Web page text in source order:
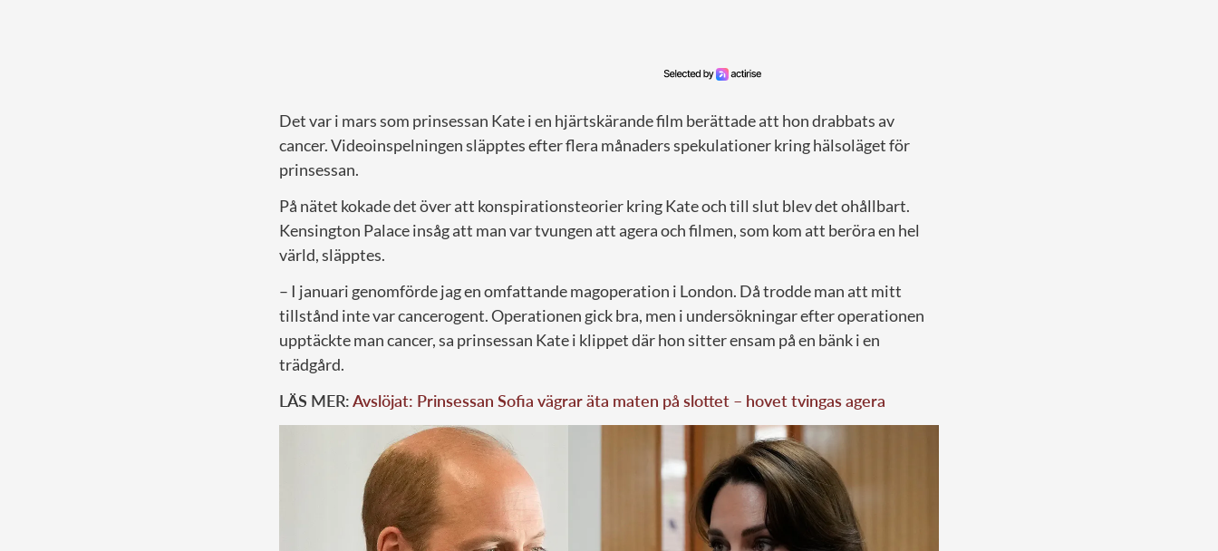
Det var i mars som prinsessan Kate i en hjärtskärande film berättade att hon drabbats av
cancer. Videoinspelningen släpptes efter flera månaders spekulationer kring hälsoläget för
prinsessan.
På nätet kokade det över att konspirationsteorier kring Kate och till slut blev det ohållbart.
Kensington Palace insåg att man var tvungen att agera och filmen, som kom att beröra en hel
värld, släpptes.
– I januari genomförde jag en omfattande magoperation i London. Då trodde man att mitt
tillstånd inte var cancerogent. Operationen gick bra, men i undersökningar efter operationen
upptäckte man cancer, sa prinsessan Kate i klippet där hon sitter ensam på en bänk i en
trädgård.
LÄS MER:Avslöjat: Prinsessan Sofia vägrar äta maten på slottet – hovet tvingas agera